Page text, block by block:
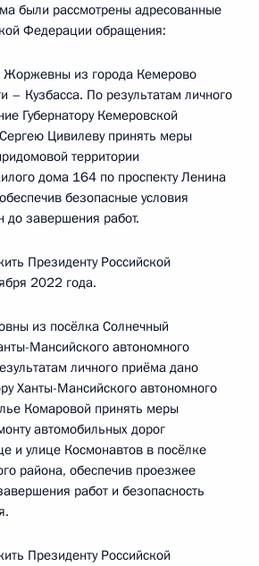
были рассмотрены адресованные
Федерации обращения:
из города Кемерово
– Кузбасса. По результатам личного
Губернатору Кемеровской
Цивилеву принять меры
территории
дома 164 по проспекту Ленина
безопасные условия
до завершения работ.
Президенту Российской
2022 года.
из посёлка Солнечный
Мансийского автономного
личного приёма дано
Ханты-Мансийского автономного
Комаровой принять меры
автомобильных дорог
и улице Космонавтов в посёлке
района, обеспечив проезжее
работ и безопасность
Президенту Российской